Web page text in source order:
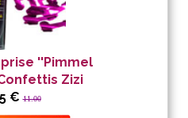
''Pimmel
Zizi
€ 11.00